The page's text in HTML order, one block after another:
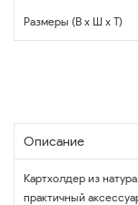
Размеры (В x Ш x Т)
Описание
Картхолдер из
практичный